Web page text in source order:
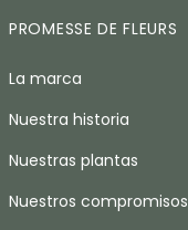
PROMESSE DE FLEURS
La marca
Nuestra historia
Nuestras plantas
Nuestros compromisos